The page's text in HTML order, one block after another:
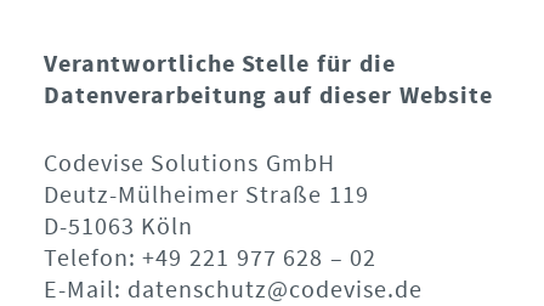
Verantwortliche Stelle für die
Datenverarbeitung auf dieser Website
Codevise Solutions GmbH
Deutz-Mülheimer Straße 119
D-51063 Köln
Telefon: +49 221 977 628 – 02
E-Mail: datenschutz@codevise.de